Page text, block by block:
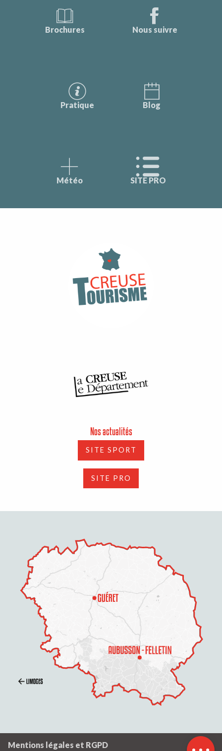
Ouvertures
Brochures Nous suivre
Pratique Blog
Météo SITE PRO
Nos actualités
SITE SPORT
SITE PRO
Mentions légales et RGPD